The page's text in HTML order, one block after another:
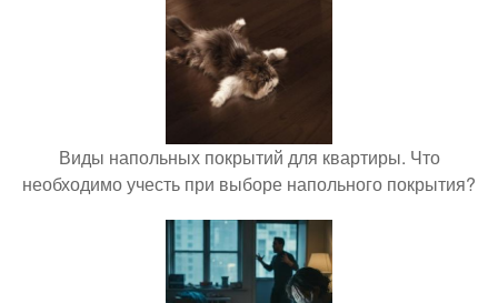
Виды напольных покрытий для квартиры. Что
необходимо учесть при выборе напольного покрытия?